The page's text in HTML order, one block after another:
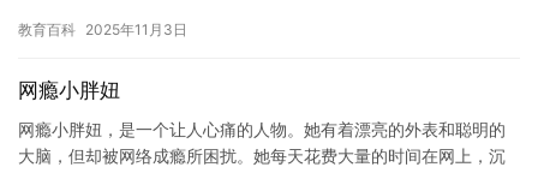
教育百科 2025年11月3日
网瘾小胖妞
网瘾小胖妞，是一个让人心痛的人物。她有着漂亮的外表和聪明的
大脑，但却被网络成瘾所困扰。她每天花费大量的时间在网上，沉